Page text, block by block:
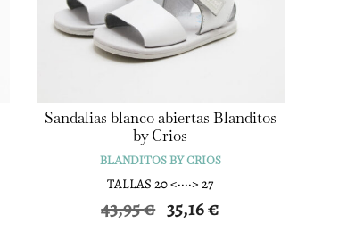
Sandalias blanco abiertas Blanditos
by Crios
BLANDITOS BY CRIOS
TALLAS 20 <····> 27
43,95€
El
precio
35,16€